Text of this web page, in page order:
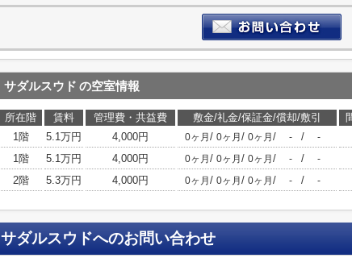
サダルスウド の空室情報
所在階 賃料 管理費・共益費 敷金/礼金/保証金/償却/敷引
1階
5.1万円 4,000円 0ヶ月 / 0ヶ月 / 0ヶ月 / - / -
1階
5.1万円 4,000円 0ヶ月 / 0ヶ月 / 0ヶ月 / - / -
2階
5.3万円 4,000円 0ヶ月 / 0ヶ月 / 0ヶ月 / - / -
サダルスウドへのお問い合わせ